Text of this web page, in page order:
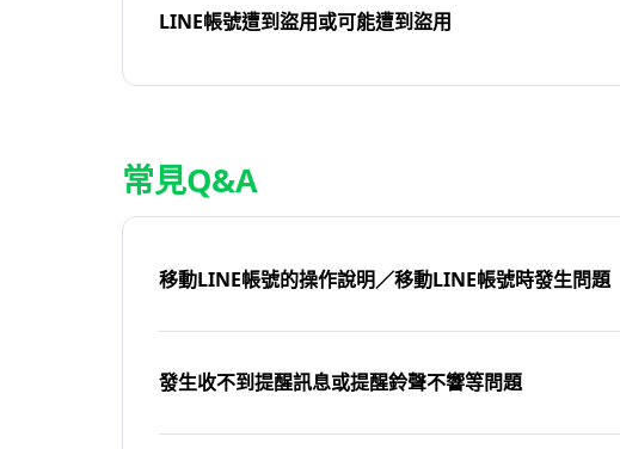
LINE帳號遭到盜用或可能遭到盜用
常見Q&A
移動LINE帳號的操作說明／移動LINE帳號時發生問題
發生收不到提醒訊息或提醒鈴聲不響等問題